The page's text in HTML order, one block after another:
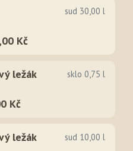
sud 30,00 l
Kč
ležák sklo 0,75 l
Kč
ležák sud 10,00 l